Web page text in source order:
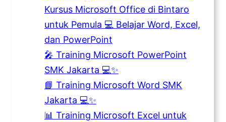
Kursus Microsoft Office di Bintaro
untuk Pemula 💻 Belajar Word, Excel,
dan PowerPoint
🎤 Training Microsoft PowerPoint
SMK Jakarta 💻✨
📘 Training Microsoft Word SMK
Jakarta 💻✨
📊 Training Microsoft Excel untuk